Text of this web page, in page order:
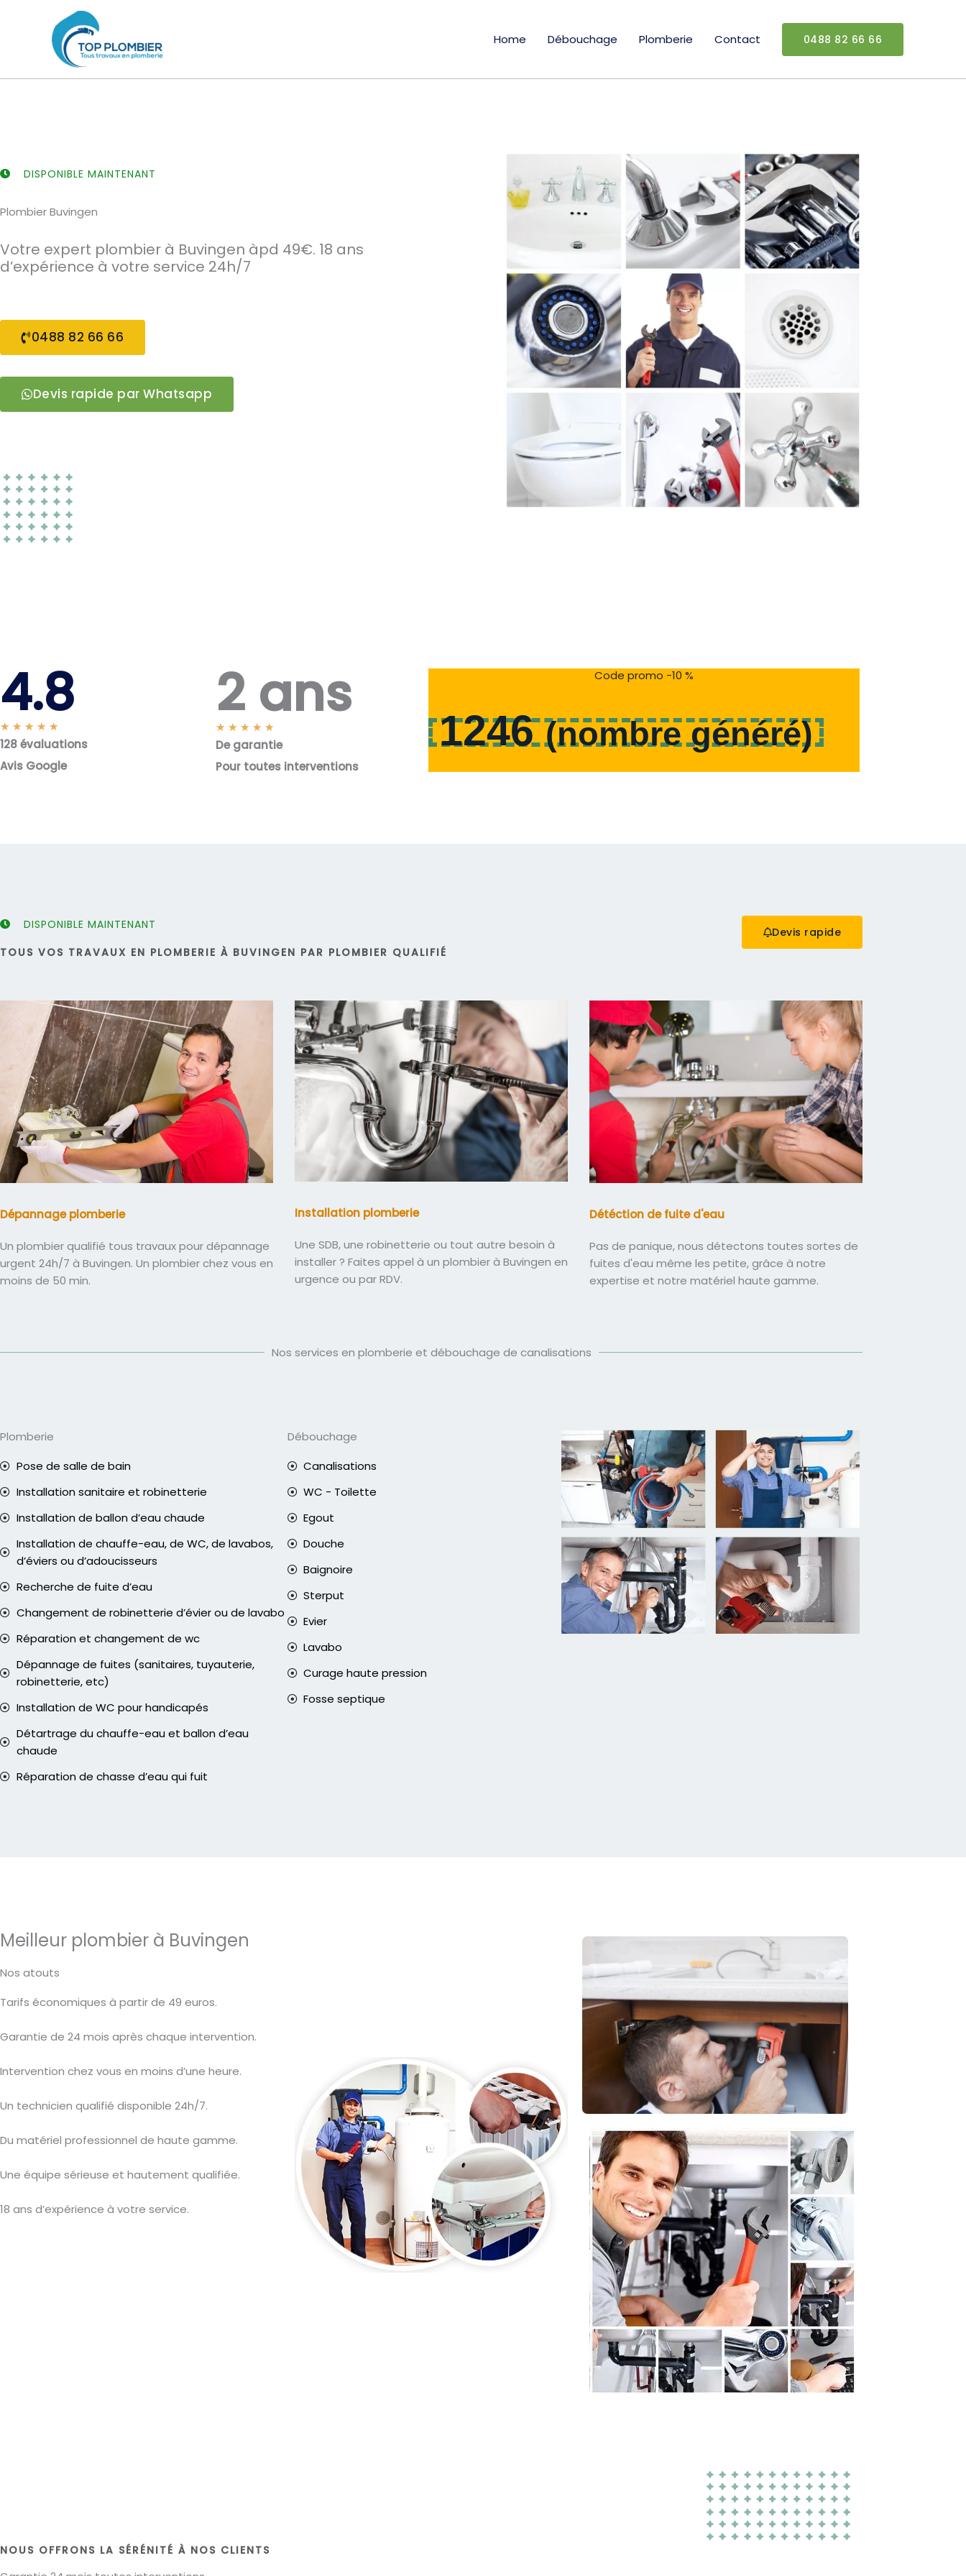
Home Débouchage Plomberie Contact 0488 82 66 66
DISPONIBLE MAINTENANT
Plombier Buvingen
Votre expert plombier à Buvingen àpd 49€. 18 ans
d’expérience à votre service 24h/7
0488 82 66 66
Devis rapide par Whatsapp
4.8
★ ★ ★ ★ ★
o
t
128 évaluations
Avis Google
2 ans
★ ★ ★ ★ ★
o
De garantie
Pour toutes interventions
Code promo -10 %
1246(nombre généré)
DISPONIBLE MAINTENANT
TOUS VOS TRAVAUX EN PLOMBERIE À BUVINGEN PAR PLOMBIER QUALIFIÉ
Devis rapide
Dépannage plomberie
Un plombier qualifié tous travaux pour dépannage
urgent 24h/7 à Buvingen. Un plombier chez vous en
moins de 50 min.
Installation plomberie
Une SDB, une robinetterie ou tout autre besoin à
installer ? Faites appel à un plombier à Buvingen en
urgence ou par RDV.
Détéction de fuite d'eau
Pas de panique, nous détectons toutes sortes de
fuites d'eau même les petite, grâce à notre
expertise et notre matériel haute gamme.
Nos services en plomberie et débouchage de canalisations
Plomberie
Pose de salle de bain
Installation sanitaire et robinetterie
Installation de ballon d’eau chaude
Installation de chauffe-eau, de WC, de lavabos,
d’éviers ou d’adoucisseurs
Recherche de fuite d’eau
Changement de robinetterie d’évier ou de lavabo
Réparation et changement de wc
Dépannage de fuites (sanitaires, tuyauterie,
robinetterie, etc)
Installation de WC pour handicapés
Détartrage du chauffe-eau et ballon d’eau
chaude
Réparation de chasse d’eau qui fuit
Débouchage
Canalisations
WC - Toilette
Egout
Douche
Baignoire
Sterput
Evier
Lavabo
Curage haute pression
Fosse septique
Meilleur plombier à Buvingen
Nos atouts
Tarifs économiques à partir de 49 euros.
Garantie de 24 mois après chaque intervention.
Intervention chez vous en moins d’une heure.
Un technicien qualifié disponible 24h/7.
Du matériel professionnel de haute gamme.
Une équipe sérieuse et hautement qualifiée.
18 ans d’expérience à votre service.
NOUS OFFRONS LA SÉRÉNITÉ À NOS CLIENTS